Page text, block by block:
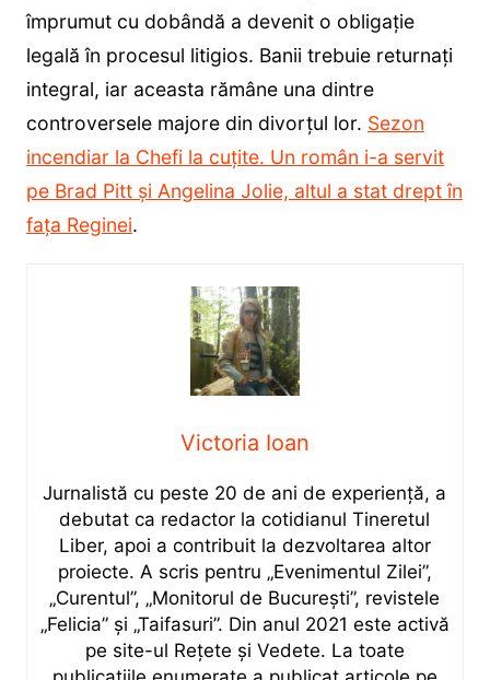
împrumut cu dobândă a devenit o obligație
legală în procesul litigios. Banii trebuie returnați
integral, iar aceasta rămâne una dintre
controversele majore din divorțul lor. Sezon
incendiar la Chefi la cuțite. Un român i-a servit
pe Brad Pitt și Angelina Jolie, altul a stat drept în
fața Reginei.
Victoria Ioan
Jurnalistă cu peste 20 de ani de experiență, a
debutat ca redactor la cotidianul Tineretul
Liber, apoi a contribuit la dezvoltarea altor
proiecte. A scris pentru „Evenimentul Zilei”,
„Curentul”, „Monitorul de București”, revistele
„Felicia” și „Taifasuri”. Din anul 2021 este activă
pe site-ul Rețete și Vedete. La toate